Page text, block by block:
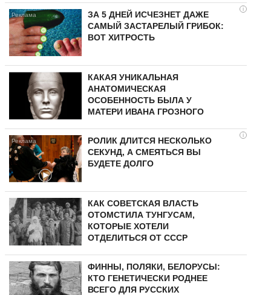
i
ЗА 5 ДНЕЙ ИСЧЕЗНЕТ ДАЖЕ
САМЫЙ ЗАСТАРЕЛЫЙ ГРИБОК:
ВОТ ХИТРОСТЬ
КАКАЯ УНИКАЛЬНАЯ
АНАТОМИЧЕСКАЯ
ОСОБЕННОСТЬ БЫЛА У
МАТЕРИ ИВАНА ГРОЗНОГО
i
РОЛИК ДЛИТСЯ НЕСКОЛЬКО
СЕКУНД, А СМЕЯТЬСЯ ВЫ
БУДЕТЕ ДОЛГО
КАК СОВЕТСКАЯ ВЛАСТЬ
ОТОМСТИЛА ТУНГУCAМ,
КОТОРЫЕ ХОТЕЛИ
ОТДЕЛИТЬСЯ ОТ СССР
ФИННЫ, ПОЛЯКИ, БЕЛОРУСЫ:
КТО ГЕНЕТИЧЕСКИ РОДНЕЕ
ВСЕГО ДЛЯ РУССКИХ